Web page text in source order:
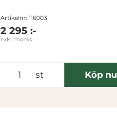
Artikelnr: 116003
2 295 :-
exkl. moms
st Köp nu